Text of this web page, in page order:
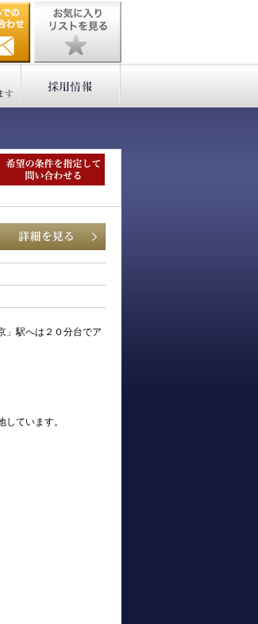
」駅へは２０分台でア
ています。